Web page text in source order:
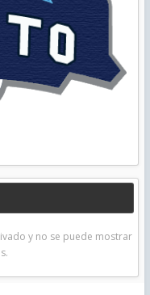
y no se puede mostrar